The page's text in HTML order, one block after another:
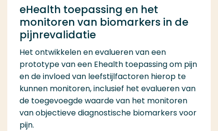
eHealth toepassing en het
monitoren van biomarkers in de
pijnrevalidatie
Het ontwikkelen en evalueren van een
prototype van een Ehealth toepassing om pijn
en de invloed van leefstijlfactoren hierop te
kunnen monitoren, inclusief het evalueren van
de toegevoegde waarde van het monitoren
van objectieve diagnostische biomarkers voor
pijn.